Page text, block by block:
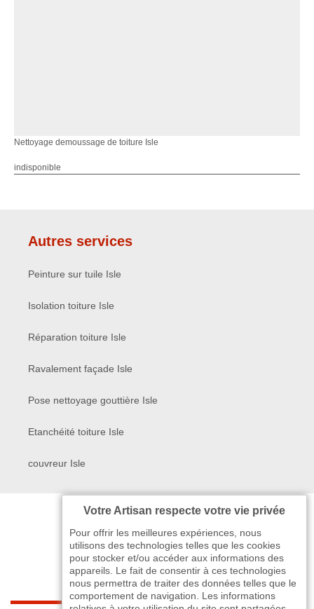
Nettoyage demoussage de toiture Isle
indisponible
Autres services
Peinture sur tuile Isle
Isolation toiture Isle
Réparation toiture Isle
Ravalement façade Isle
Pose nettoyage gouttière Isle
Etanchéité toiture Isle
couvreur Isle
Votre Artisan respecte votre vie privée
Pour offrir les meilleures expériences, nous
utilisons des technologies telles que les cookies
pour stocker et/ou accéder aux informations des
appareils. Le fait de consentir à ces technologies
nous permettra de traiter des données telles que le
comportement de navigation. Les informations